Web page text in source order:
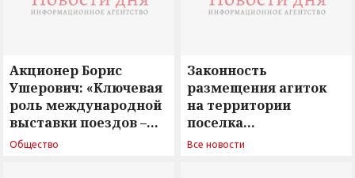
Акционер Борис
Ушерович: «Ключевая
роль международной
выставки поездов –
поиск ответов на
Общество
Законность
размещения агиток
на территории
поселка
Новосергиевка
Все новости